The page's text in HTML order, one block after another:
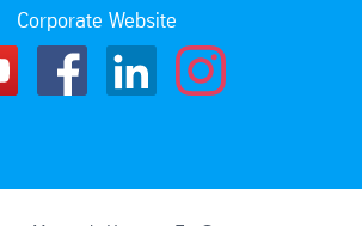
Corporate Website